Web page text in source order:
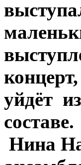
уйдёт
составе.
Нина